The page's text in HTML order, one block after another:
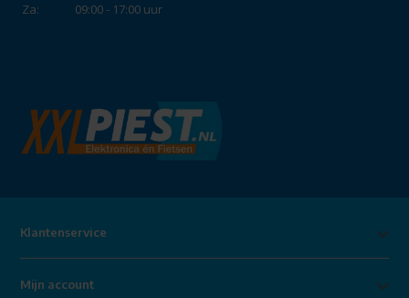
Za:
09:00 - 17:00 uur
Klantenservice
Mijn account